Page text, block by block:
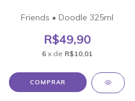
Friends • Doodle 325ml
R$49,90
6 x de R$10,01